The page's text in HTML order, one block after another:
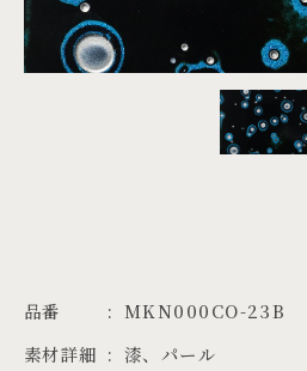
ZH
品番
MKN000CO-23B
素材詳細
漆、パール